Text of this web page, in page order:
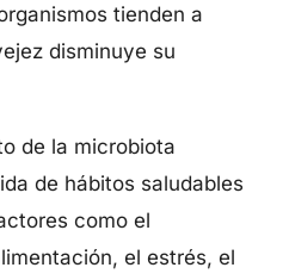
tienden a
disminuye su
de la microbiota
de hábitos saludables
como el
el estrés, el